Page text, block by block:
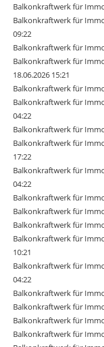
Balkonkraftwerk für
Balkonkraftwerk für
09:22
Balkonkraftwerk für
Balkonkraftwerk für
18.06.2026 15:21
Balkonkraftwerk für
Balkonkraftwerk für
04:22
Balkonkraftwerk für
Balkonkraftwerk für
17:22
Balkonkraftwerk für
04:22
Balkonkraftwerk für
Balkonkraftwerk für
Balkonkraftwerk für
Balkonkraftwerk für
10:21
Balkonkraftwerk für
04:22
Balkonkraftwerk für
Balkonkraftwerk für
Balkonkraftwerk für
Balkonkraftwerk für